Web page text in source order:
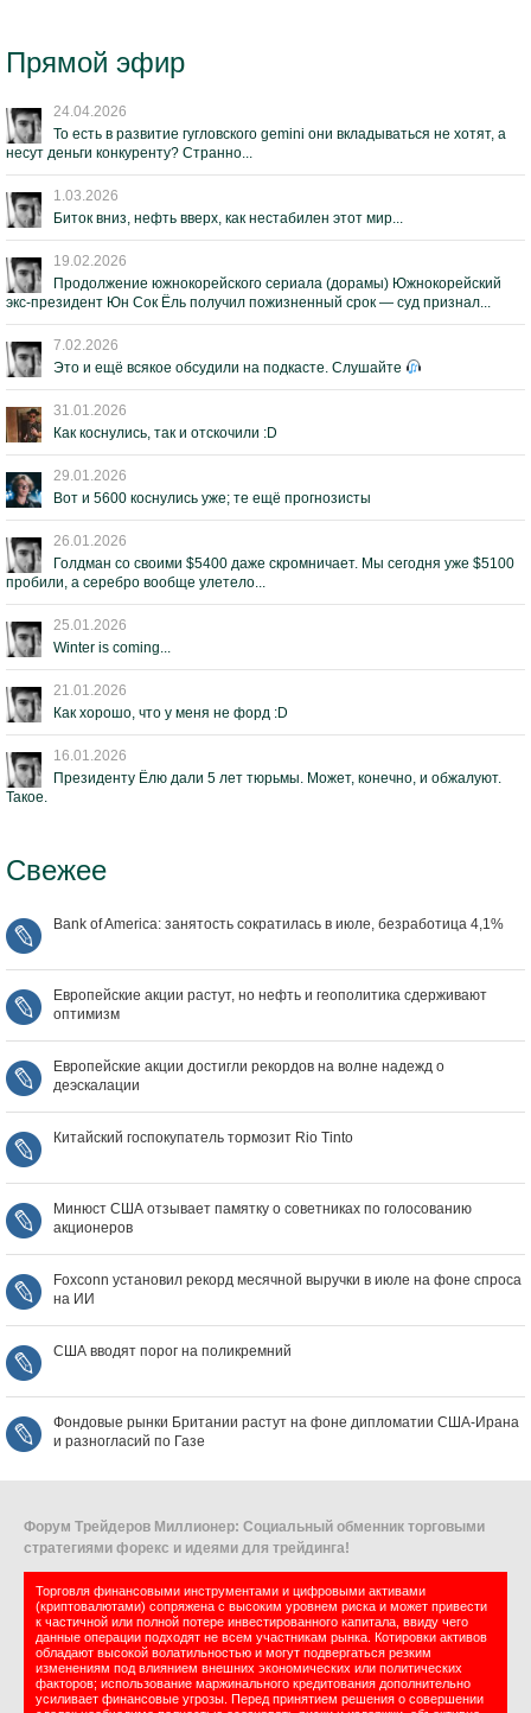
Прямой эфир
24.04.2026
То есть в развитие гугловского gemini они вкладываться не хотят, а
несут деньги конкуренту? Странно...
1.03.2026
Биток вниз, нефть вверх, как нестабилен этот мир...
19.02.2026
Продолжение южнокорейского сериала (дорамы) Южнокорейский
экс-президент Юн Сок Ёль получил пожизненный срок — суд признал...
7.02.2026
Это и ещё всякое обсудили на подкасте. Слушайте
31.01.2026
Как коснулись, так и отскочили :D
29.01.2026
Вот и 5600 коснулись уже; те ещё прогнозисты
26.01.2026
Голдман со своими $5400 даже скромничает. Мы сегодня уже $5100
пробили, а серебро вообще улетело...
25.01.2026
Winter is coming...
21.01.2026
Как хорошо, что у меня не форд :D
16.01.2026
Президенту Ёлю дали 5 лет тюрьмы. Может, конечно, и обжалуют.
Такое.
Свежее
Bank of America: занятость сократилась в июле, безработица 4,1%
Европейские акции растут, но нефть и геополитика сдерживают
оптимизм
Европейские акции достигли рекордов на волне надежд о
деэскалации
Китайский госпокупатель тормозит Rio Tinto
Минюст США отзывает памятку о советниках по голосованию
акционеров
Foxconn установил рекорд месячной выручки в июле на фоне спроса
на ИИ
США вводят порог на поликремний
Фондовые рынки Британии растут на фоне дипломатии США‑Ирана
и разногласий по Газе
Форум Трейдеров Миллионер: Социальный обменник торговыми
стратегиями форекс и идеями для трейдинга!
Торговля финансовыми инструментами и цифровыми активами
(криптовалютами) сопряжена с высоким уровнем риска и может привести
к частичной или полной потере инвестированного капитала, ввиду чего
данные операции подходят не всем участникам рынка. Котировки активов
обладают высокой волатильностью и могут подвергаться резким
изменениям под влиянием внешних экономических или политических
факторов; использование маржинального кредитования дополнительно
усиливает финансовые угрозы. Перед принятием решения о совершении